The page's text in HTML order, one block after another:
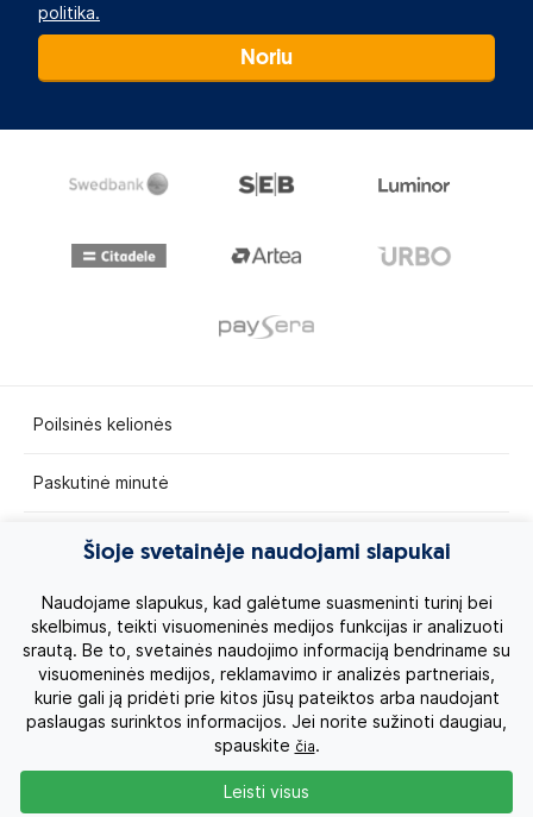
politika.
Noriu
Poilsinės kelionės
Paskutinė minutė
Egzotinės kelionės
Kruizai
Kelionės po Lietuvą
Apie mus
Privatumo politika
Šioje svetainėje naudojami slapukai
Naudojame slapukus, kad galėtume suasmeninti turinį bei
skelbimus, teikti visuomeninės medijos funkcijas ir analizuoti
srautą. Be to, svetainės naudojimo informaciją bendriname su
visuomeninės medijos, reklamavimo ir analizės partneriais,
kurie gali ją pridėti prie kitos jūsų pateiktos arba naudojant
paslaugas surinktos informacijos. Jei norite sužinoti daugiau,
spauskite čia.
Leisti visus